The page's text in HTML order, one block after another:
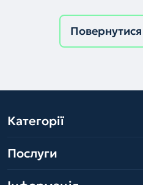
Категорії
Послуги